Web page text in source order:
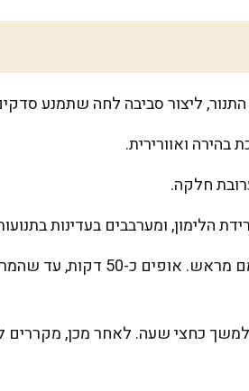
ואוורירית.
חלקה.
הלימון, ומערבבים בעדינות
יוצקים את הבלילה לתבנית משומנת ומכניסים
כחצי שעה. לאחר מכן, מקררים